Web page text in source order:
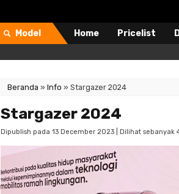
Model Home Pricelist
Beranda » Info » Stargazer 2024
Stargazer 2024
Dipublish pada 13 December 2023 | Dilihat sebanyak